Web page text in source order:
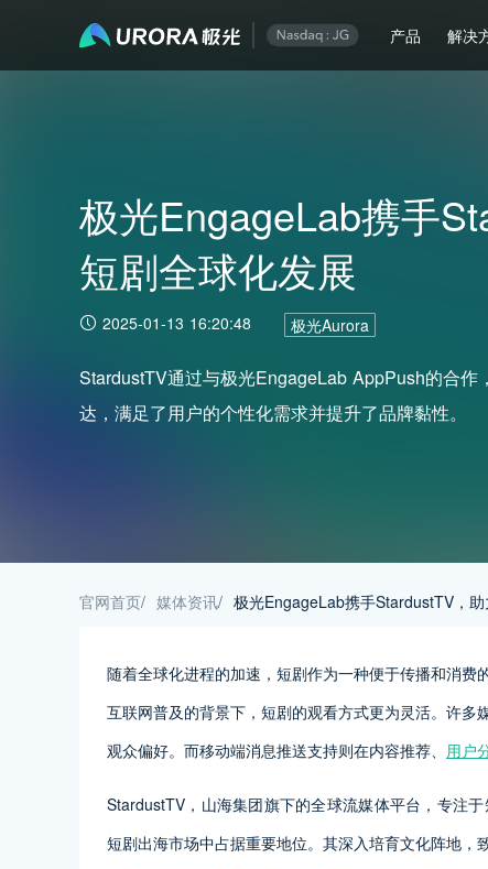
产品 解决
极光EngageLab携手
短剧全球化发展
2025-01-13 16:20:48 极光Aurora
StardustTV通过与极光EngageLab AppPush的合作
达，满足了用户的个性化需求并提升了品牌黏性。
官网首页/ 媒体资讯/ 极光EngageLab携手StardustTV，
随着全球化进程的加速，短剧作为一种便于传播和消
互联网普及的背景下，短剧的观看方式更为灵活。许
观众偏好。而移动端消息推送支持则在内容推荐、 用户
StardustTV，山海集团旗下的全球流媒体平台，专注
短剧出海市场中占据重要地位。其深入培育文化阵地